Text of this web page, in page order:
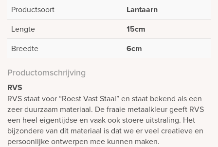
Productsoort Lantaarn
Lengte 15cm
Breedte 6cm
Productomschrijving
RVS
RVS staat voor “Roest Vast Staal” en staat bekend als een
zeer duurzaam materiaal. De fraaie metaalkleur geeft RVS
een heel eigentijdse en vaak ook stoere uitstraling. Het
bijzondere van dit materiaal is dat we er veel creatieve en
persoonlijke ontwerpen mee kunnen maken.